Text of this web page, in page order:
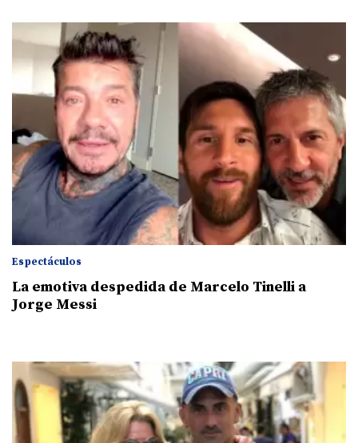
Espectáculos
La emotiva despedida de Marcelo Tinelli a
Jorge Messi